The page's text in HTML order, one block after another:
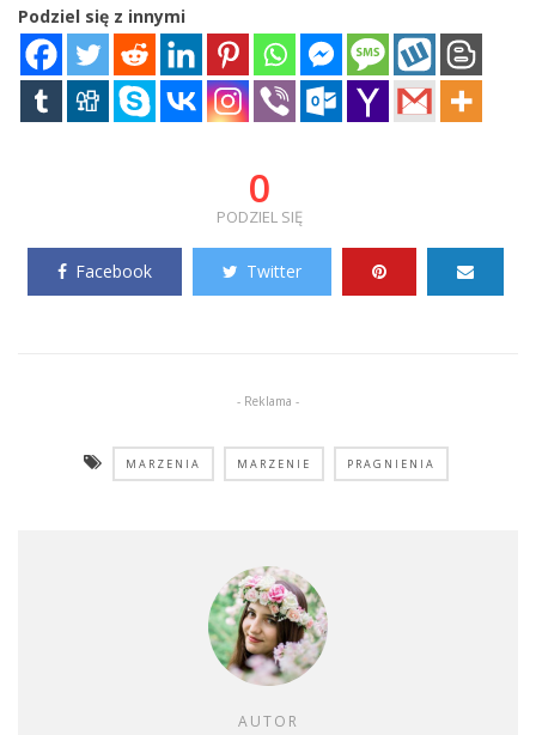
Podziel się z innymi
0
PODZIEL SIĘ
Facebook Twitter
- Reklama -
MARZENIA MARZENIE PRAGNIENIA
AUTOR